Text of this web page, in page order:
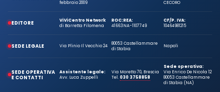
febbraio 2009
CECORO
EDITORE
ViViCentro Network
di Barretta Filomena
ROC:
41663
REA:
NA-1107749
CF/P. IVA:
10464981215
SEDE LEGALE Via Plinio Il Vecchio 24
80053 Castellammare
di Stabia
Napoli
SEDE OPERATIVA
E CONTATTI
Assistente legale:
Avv. Luca Zuppelli
Via Moretto 70, Brescia
Tel.030 3758858
Sede operativa:
Via Enrico De Nicola 12
80053 Castellammare
di Stabia (NA)